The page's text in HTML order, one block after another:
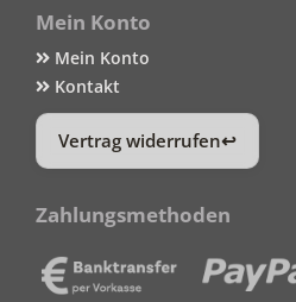
Mein Konto
Mein Konto
Kontakt
Vertrag widerrufen
Zahlungsmethoden